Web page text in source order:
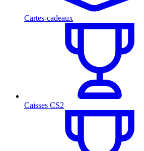
Cartes-cadeaux
Caisses CS2